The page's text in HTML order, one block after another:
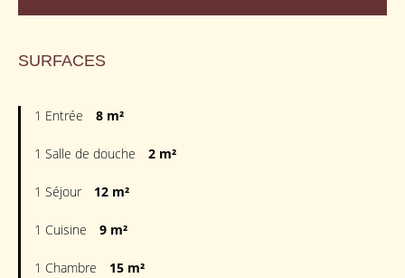
SURFACES
1 Entrée 8 m²
1 Salle de douche 2 m²
1 Séjour 12 m²
1 Cuisine 9 m²
1 Chambre 15 m²